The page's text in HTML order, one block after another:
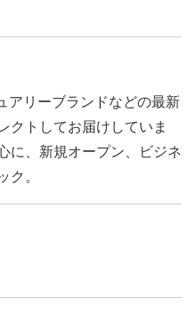
アリーブランドなどの最新
クトしてお届けしていま
に、新規オープン、ビジネ
ク。